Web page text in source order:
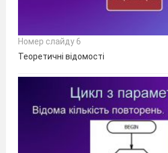
Номер слайду 6
Теоретичні відомості